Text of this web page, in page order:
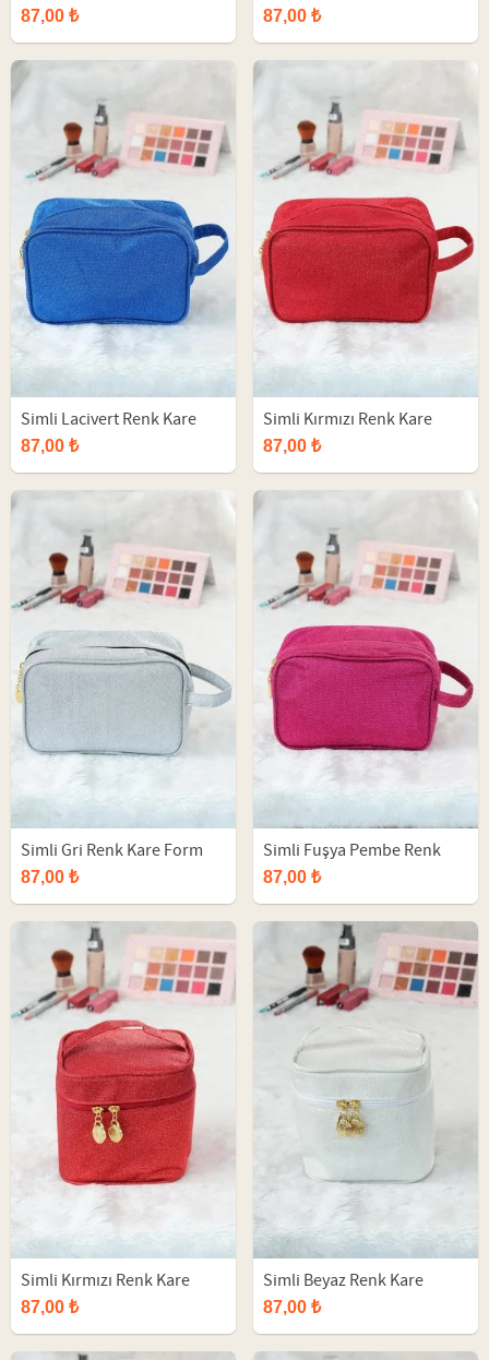
Makyaj Çantası
87,00 ₺
Makyaj Çantası
87,00 ₺
Simli Lacivert Renk Kare
Form Makyaj Çantası
87,00 ₺
Simli Kırmızı Renk Kare
Form Makyaj Çantası
87,00 ₺
Simli Gri Renk Kare Form
Makyaj Çantası
87,00 ₺
Simli Fuşya Pembe Renk
Kare Form Makyaj Çantası
87,00 ₺
Simli Kırmızı Renk Kare
Makyaj Çantası
87,00 ₺
Simli Beyaz Renk Kare
Makyaj Çantası
87,00 ₺